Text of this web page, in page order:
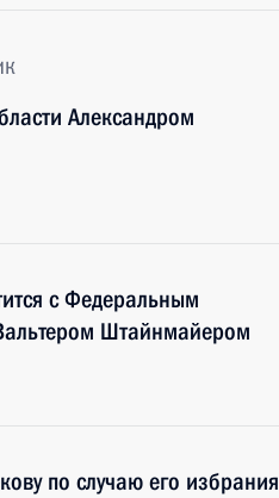
Александром
с Федеральным
Штайнмайером
по случаю его избрания